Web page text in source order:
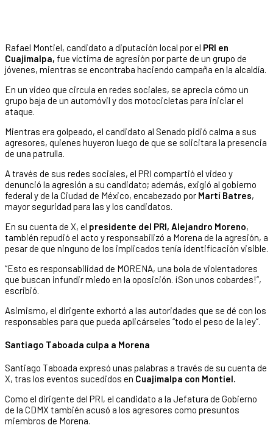
Rafael Montiel, candidato a diputación local por el PRI en
Cuajimalpa, fue víctima de agresión por parte de un grupo de
jóvenes, mientras se encontraba haciendo campaña en la alcaldía.
En un video que circula en redes sociales, se aprecia cómo un
grupo baja de un automóvil y dos motocicletas para iniciar el
ataque.
Mientras era golpeado, el candidato al Senado pidió calma a sus
agresores, quienes huyeron luego de que se solicitara la presencia
de una patrulla.
A través de sus redes sociales, el PRI compartió el video y
denunció la agresión a su candidato; además, exigió al gobierno
federal y de la Ciudad de México, encabezado por Martí Batres,
mayor seguridad para las y los candidatos.
En su cuenta de X, el presidente del PRI, Alejandro Moreno,
también repudió el acto y responsabilizó a Morena de la agresión, a
pesar de que ninguno de los implicados tenía identificación visible.
“Esto es responsabilidad de MORENA, una bola de violentadores
que buscan infundir miedo en la oposición. ¡Son unos cobardes!”,
escribió.
Asimismo, el dirigente exhortó a las autoridades que se dé con los
responsables para que pueda aplicárseles “todo el peso de la ley”.
Santiago Taboada culpa a Morena
Santiago Taboada expresó unas palabras a través de su cuenta de
X, tras los eventos sucedidos en Cuajimalpa con Montiel.
Como el dirigente del PRI, el candidato a la Jefatura de Gobierno
de la CDMX también acusó a los agresores como presuntos
miembros de Morena.